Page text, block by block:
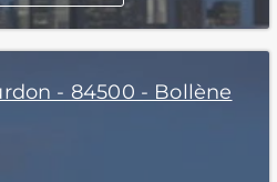
- 84500 - Bollène